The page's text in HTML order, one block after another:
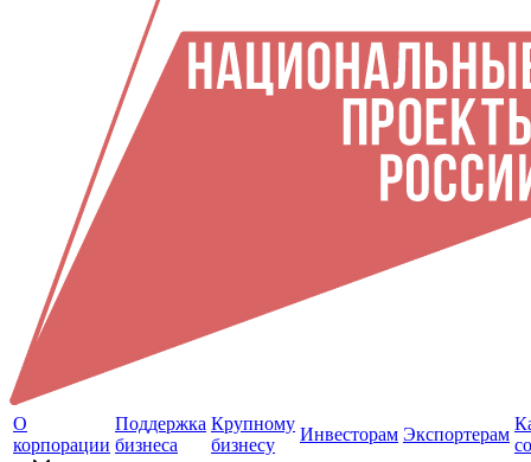
О
корпорации
Поддержка
бизнеса
Крупному
бизнесу
Инвесторам Экспортерам